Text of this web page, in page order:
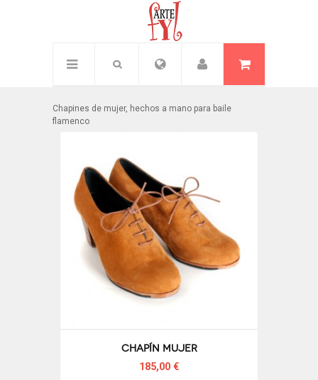
Chapines de mujer, hechos a mano para baile
flamenco
Chapín mujer
185,00 €